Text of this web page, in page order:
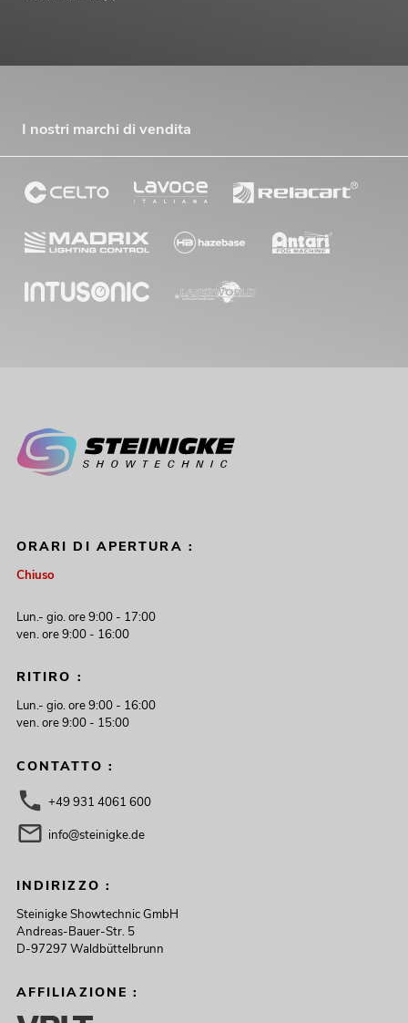
I nostri marchi di vendita
ORARI DI APERTURA :
Chiuso
Lun.- gio. ore 9:00 - 17:00
ven. ore 9:00 - 16:00
RITIRO :
Lun.- gio. ore 9:00 - 16:00
ven. ore 9:00 - 15:00
CONTATTO :
+49 931 4061 600
info@steinigke.de
INDIRIZZO :
Steinigke Showtechnic GmbH
Andreas-Bauer-Str. 5
D-97297 Waldbüttelbrunn
AFFILIAZIONE :